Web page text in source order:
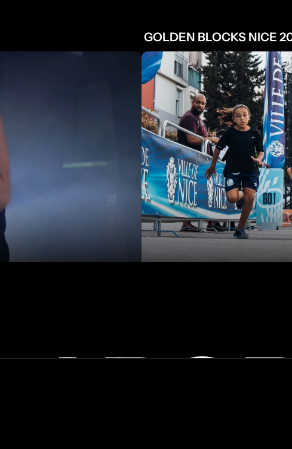
GOLDEN BLOCKS NICE